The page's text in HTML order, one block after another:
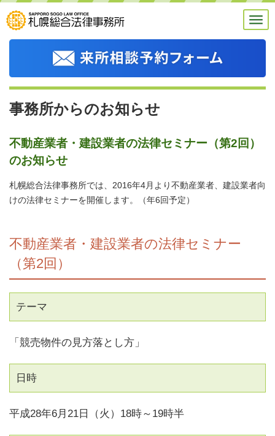
事務所からのお知らせ
不動産業者・建設業者の法律セミナー（第2回）
のお知らせ
札幌総合法律事務所では、2016年4月より不動産業者、建設業者向
けの法律セミナーを開催します。（年6回予定）
不動産業者・建設業者の法律セミナー
（第2回）
テーマ
「競売物件の見方落とし方」
日時
平成28年6月21日（火）18時～19時半